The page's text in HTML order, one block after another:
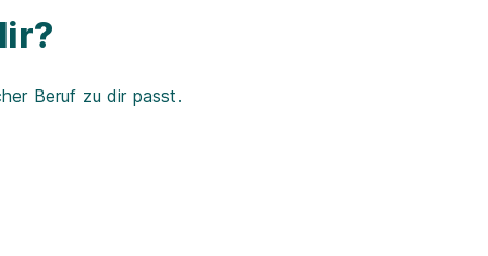
Beruf zu dir passt.